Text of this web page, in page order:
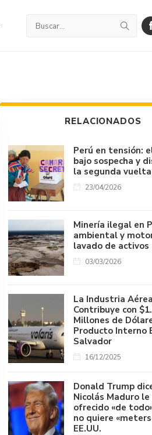
RELACIONADOS
Perú en tensión:
bajo sospecha y
la segunda vuelta
23/04/2026
Minería ilegal en
ambiental y
lavado de activos
03/03/2026
La Industria Aérea
Contribuye con
Millones de
Producto Interno
Salvador
16/12/2025
Donald Trump
Nicolás Maduro le
ofrecido «de
no quiere
EE.UU.